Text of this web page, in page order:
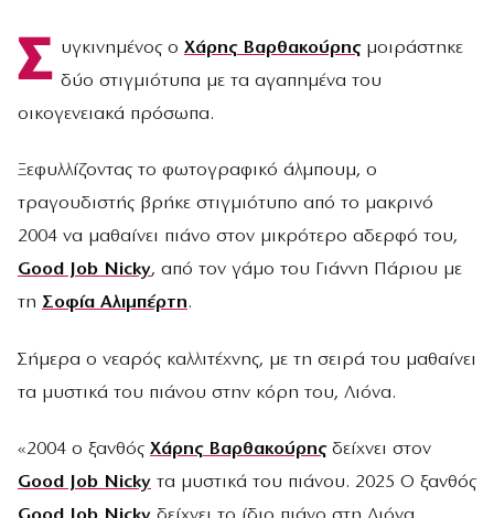
Σ υγκινημένος ο Χάρης Βαρθακούρηςμοιράστηκε
δύο στιγμιότυπα με τα αγαπημένα του
οικογενειακά πρόσωπα.
Ξεφυλλίζοντας το φωτογραφικό άλμπουμ, ο
τραγουδιστής βρήκε στιγμιότυπο από το μακρινό
2004 να μαθαίνει πιάνο στον μικρότερο αδερφό του,
Good Job Nicky, από τον γάμο του Γιάννη Πάριου με
τη Σοφία Αλιμπέρτη.
Σήμερα ο νεαρός καλλιτέχνης, με τη σειρά του μαθαίνει
τα μυστικά του πιάνου στην κόρη του, Λιόνα.
«2004 ο ξανθός Χάρης Βαρθακούρηςδείχνει στον
Good Job Nicky τα μυστικά του πιάνου. 2025 Ο ξανθός